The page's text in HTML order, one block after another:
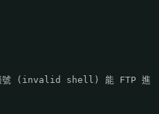
帳號 (invalid shell) 能 FTP 進